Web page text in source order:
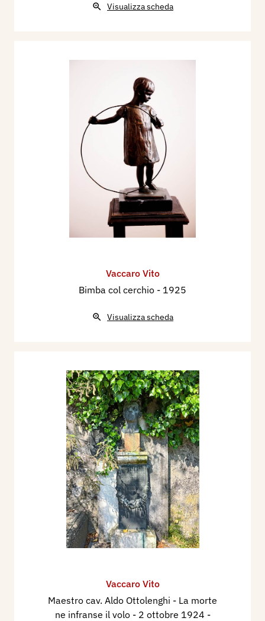
Visualizza scheda
Vaccaro Vito
Bimba col cerchio - 1925
Visualizza scheda
Vaccaro Vito
Maestro cav. Aldo Ottolenghi - La morte
ne infranse il volo - 2 ottobre 1924 -